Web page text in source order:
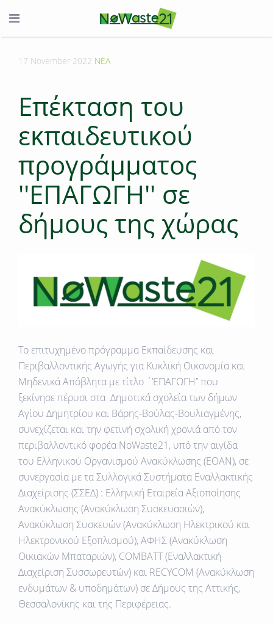
17 November 2022 ΝΕΑ
Επέκταση του
εκπαιδευτικού
προγράμματος
''ΕΠΑΓΩΓΗ'' σε
δήμους της χώρας
Το επιτυχημένο πρόγραμμα Εκπαίδευσης και
Περιβαλλοντικής Αγωγής για Κυκλική Οικονομία και
Μηδενικά Απόβλητα με τίτλο ΄’ΕΠΑΓΩΓΗ’’ που
ξεκίνησε πέρυσι στα Δημοτικά σχολεία των δήμων
Αγίου Δημητρίου και Βάρης-Βούλας-Βουλιαγμένης,
συνεχίζεται και την φετινή σχολική χρονιά από τον
περιβαλλοντικό φορέα NoWaste21, υπό την αιγίδα
του Ελληνικού Οργανισμού Ανακύκλωσης (ΕΟΑΝ), σε
συνεργασία με τα Συλλογικά Συστήματα Εναλλακτικής
Διαχείρισης (ΣΣΕΔ) : Ελληνική Εταιρεία Αξιοποίησης
Ανακύκλωσης (Ανακύκλωση Συσκευασιών),
Ανακύκλωση Συσκευών(Ανακύκλωση Ηλεκτρικού και
Ηλεκτρονικού Εξοπλισμού),ΑΦΗΣ(Ανακύκλωση
Οικιακών Μπαταριών), COMBATT(Εναλλακτική
Διαχείριση Συσσωρευτών) και RECYCOM (Ανακύκλωση
ενδυμάτων & υποδημάτων) σε Δήμους της Αττικής,
Θεσσαλονίκης και της Περιφέρειας.